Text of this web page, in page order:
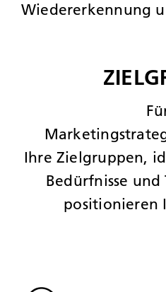
Wiedererkennung
Ihre Zielgruppen,
Bedürfnisse
positionieren